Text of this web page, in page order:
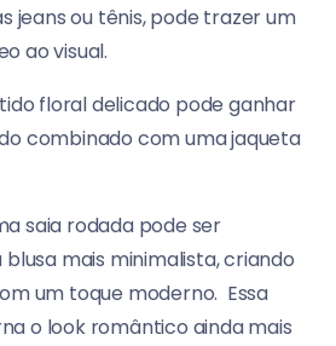
jeans ou tênis, pode trazer um
ao visual.
floral delicado pode ganhar
combinado com uma jaqueta
saia rodada pode ser
mais minimalista, criando
um toque moderno. Essa
o look romântico ainda mais